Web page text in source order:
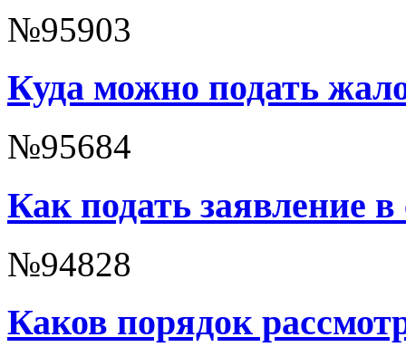
№95903
Куда можно подать
№95684
Как подать заявление в
№94828
Каков порядок